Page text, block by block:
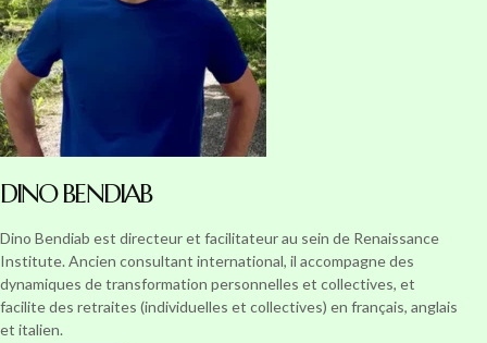
DINO BENDIAB
Dino Bendiab est directeur et facilitateur au sein de Renaissance
Institute. Ancien consultant international, il accompagne des
dynamiques de transformation personnelles et collectives, et
facilite des retraites (individuelles et collectives) en français, anglais
et italien.